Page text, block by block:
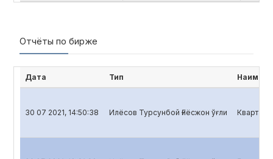
Отчёты по бирже
Дата Тип
30 07 2021, 14:50:38 Илёсов Турсунбой Ғиёсжон ўғли